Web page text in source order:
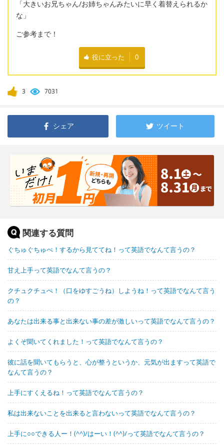
「大きいお兄ちゃん/お姉ちゃんみたいに早く着替えられるか
な」
ご参考まで！
役に立った 0
3 7031
シェア ツイート
関連する質問
ぐちゅぐちゅぺ！するから見ててね！って英語でなんて言うの？
甘え上手って英語でなんて言うの？
クチュクチュぺ！（口をゆすごうね）しようね！って英語でなんて言う
の？
あなたは出来る事と出来ない事の差が激しいって英語でなんて言うの？
よくぞ聞いてくれました！って英語でなんて言うの？
彼に話を聞いてもらうと、心が整うというか、元気が出ますって英語で
なんて言うの？
上手にすくえるね！って英語でなんて言うの？
私は出来ないことを出来ると言わないって英語でなんて言うの？
上手に○○できる人ー！(^^)/はーい！(^^)/って英語でなんて言うの？